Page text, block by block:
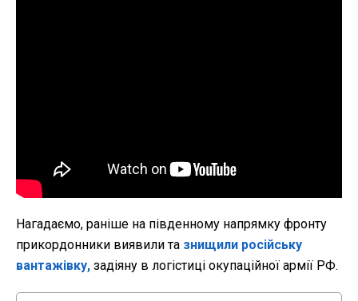
Нагадаємо, раніше на південному напрямку фронту
прикордонники виявили та знищили російську
вантажівку, задіяну в логістиці окупаційної армії РФ.